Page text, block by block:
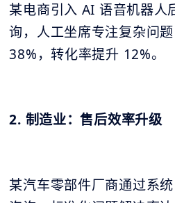
某电商引入 AI 语音机器人
询，人工坐席专注复杂问
38%，转化率提升 12%。
2. 制造业：售后效率升级
某汽车零部件厂商通过系